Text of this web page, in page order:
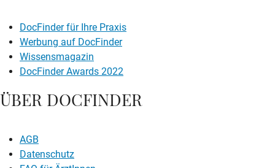
DocFinder für Ihre Praxis
Werbung auf DocFinder
Wissensmagazin
DocFinder Awards 2022
ÜBER DOCFINDER
AGB
Datenschutz